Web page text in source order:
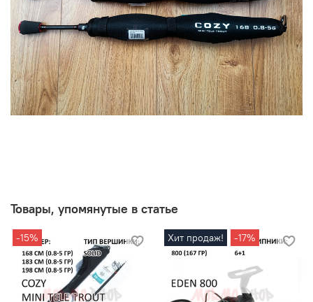
Товары, упомянутые в статье
-15% Хит продаж! -17%